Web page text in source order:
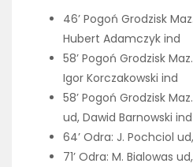
46’ Pogoń Grodzisk
Hubert Adamczyk ind
58’ Pogoń Grodzisk
Igor Korczakowski ind
58’ Pogoń Grodzisk
ud, Dawid Barnowski ind
64’ Odra: J. Pochciol
71’ Odra: M. Bialowas